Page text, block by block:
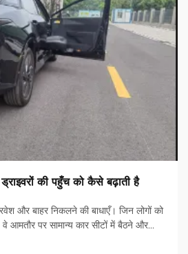
की पहुँच को कैसे बढ़ाती है
और बाहर निकलने की बाधाएँ। जिन लोगों को
आमतौर पर सामान्य कार सीटों में बैठने और